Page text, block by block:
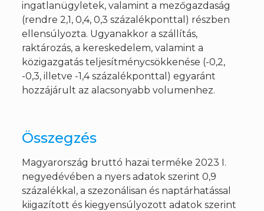
ingatlanügyletek, valamint a mezőgazdaság
(rendre 2,1, 0,4, 0,3 százalékponttal) részben
ellensúlyozta. Ugyanakkor a szállítás,
raktározás, a kereskedelem, valamint a
közigazgatás teljesítménycsökkenése (-0,2,
-0,3, illetve -1,4 százalékponttal) egyaránt
hozzájárult az alacsonyabb volumenhez.
Összegzés
Magyarország bruttó hazai terméke 2023 I.
negyedévében a nyers adatok szerint 0,9
százalékkal, a szezonálisan és naptárhatással
kiigazított és kiegyensúlyozott adatok szerint